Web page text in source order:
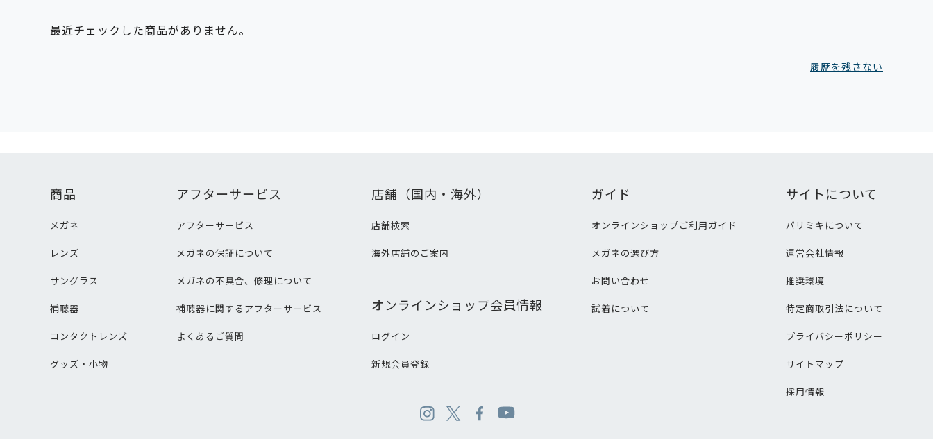
最近チェックした商品がありません。
履歴を残さない
商品
メガネ
レンズ
サングラス
補聴器
コンタクトレンズ
グッズ・小物
アフターサービス
アフターサービス
メガネの保証について
メガネの不具合、修理について
補聴器に関するアフターサービス
よくあるご質問
店舗（国内・海外）
店舗検索
海外店舗のご案内
オンラインショップ会員情報
ログイン
新規会員登録
ガイド
オンラインショップご利用ガイド
メガネの選び方
お問い合わせ
試着について
サイトについて
パリミキについて
運営会社情報
推奨環境
特定商取引法について
プライバシーポリシー
サイトマップ
採用情報